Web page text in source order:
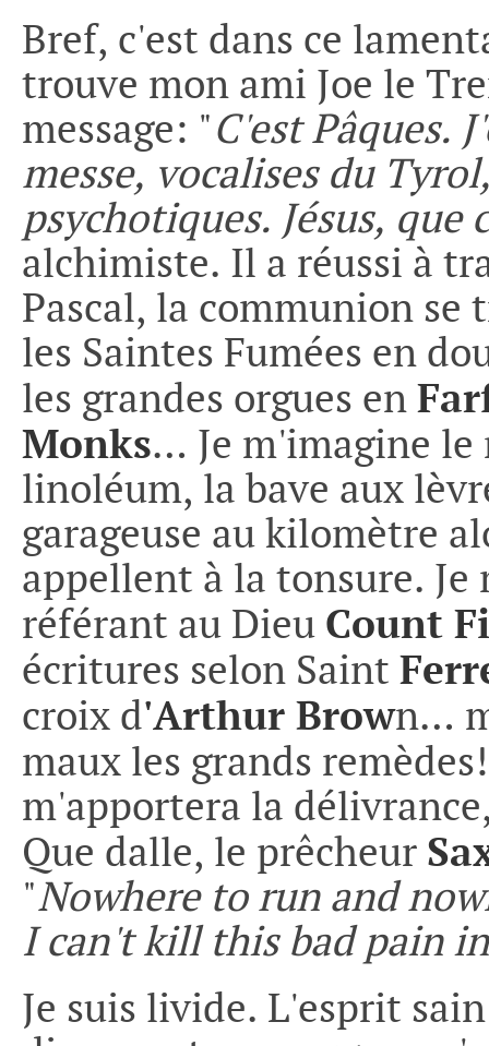
Bref, c'est dans ce
trouve mon ami Joe le
message: "C'est Pâques.
messe, vocalises du
psychotiques. Jésus, que
alchimiste. Il a réussi à
Pascal, la communion
les Saintes Fumées en
les grandes orgues en
Monks… Je m'imagine le
linoléum, la bave aux
garageuse au kilomètre
appellent à la tonsure. Je
référant au Dieu Count
écritures selon Saint
croix d'Arthur Brown…
maux les grands
m'apportera la
Que dalle, le prêcheur
"Nowhere to run and
I can't kill this bad pain
Je suis livide. L'esprit